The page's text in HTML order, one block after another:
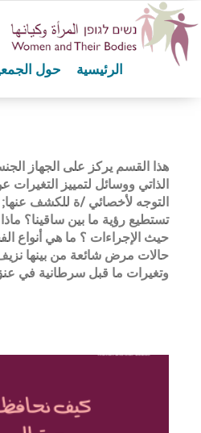
content
الرئيسية حول
هذا القسم يركز على الجهاز
الذاتي ووسائل لتمييز
التوجه لأخصائي /ة للكشف
تستطيع رؤية ما بين ساقينا؟
حيث الإجراءات ؟ ما هي أنواع
حالات مرض شائعة من بينها
وتغيرات ما قبل سرطانية في
عضلة الرحم والتكيسات في
الرحم والرحم والأنابيب.
العلاجات الدوائية والجراحية